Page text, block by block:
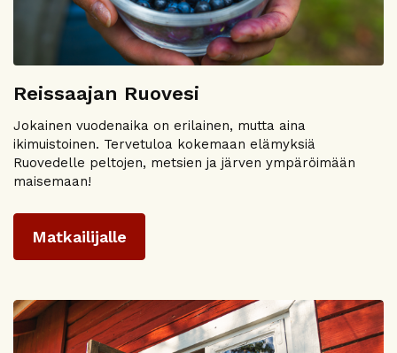
Reissaajan Ruovesi
Jokainen vuodenaika on erilainen, mutta aina
ikimuistoinen. Tervetuloa kokemaan elämyksiä
Ruovedelle peltojen, metsien ja järven ympäröimään
maisemaan!
Matkailijalle